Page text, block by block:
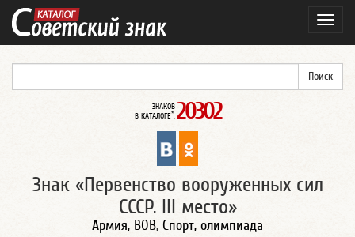
ЗНАКОВ
В КАТАЛОГЕ*: 20302
Знак «Первенство вооруженных сил
СССР. III место»
Армия, ВОВ, Спорт, олимпиада